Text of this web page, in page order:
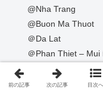
@Nha Trang
@Buon Ma Thuot
＠Da Lat
＠Phan Thiet – Mui
@Binh Duong
@Dong Nai
前の記事 次の記事 目次へ